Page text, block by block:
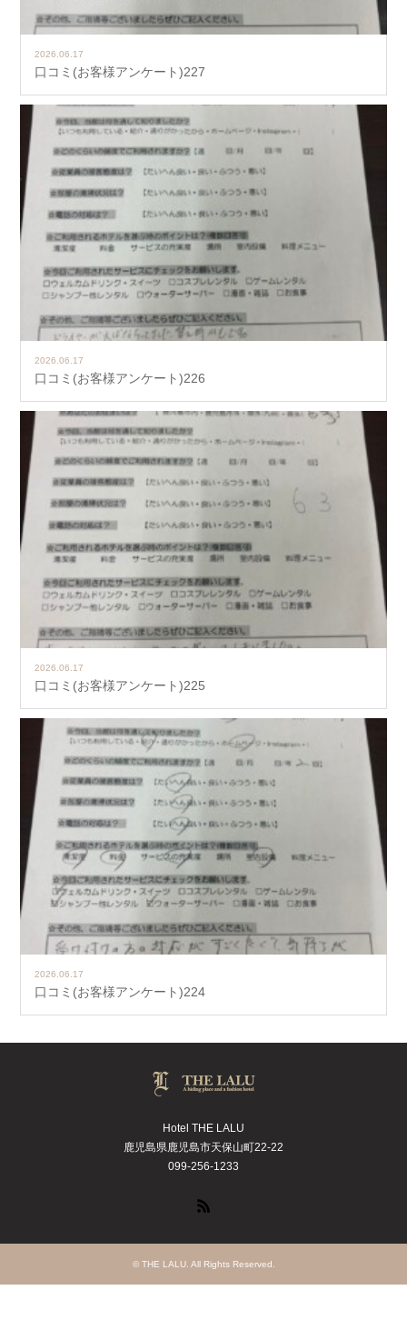
2026.06.17
口コミ(お客様アンケート)227
2026.06.17
口コミ(お客様アンケート)226
2026.06.17
口コミ(お客様アンケート)225
2026.06.17
口コミ(お客様アンケート)224
Hotel THE LALU
鹿児島県鹿児島市天保山町22-22
099-256-1233
© THE LALU. All Rights Reserved.